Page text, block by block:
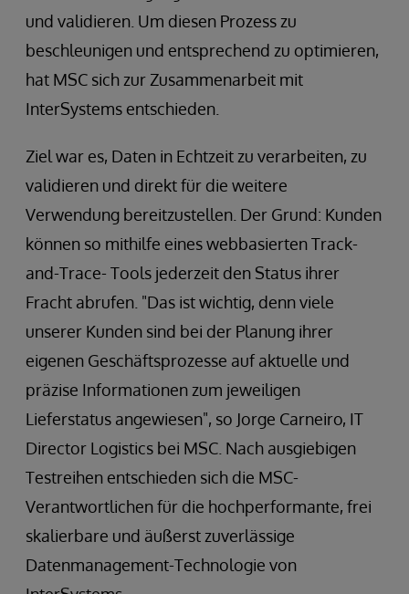
und validieren. Um diesen Prozess zu
beschleunigen und entsprechend zu optimieren,
hat MSC sich zur Zusammenarbeit mit
InterSystems entschieden.
Ziel war es, Daten in Echtzeit zu verarbeiten, zu
validieren und direkt für die weitere
Verwendung bereitzustellen. Der Grund: Kunden
können so mithilfe eines webbasierten Track-
and-Trace- Tools jederzeit den Status ihrer
Fracht abrufen. "Das ist wichtig, denn viele
unserer Kunden sind bei der Planung ihrer
eigenen Geschäftsprozesse auf aktuelle und
präzise Informationen zum jeweiligen
Lieferstatus angewiesen", so Jorge Carneiro, IT
Director Logistics bei MSC. Nach ausgiebigen
Testreihen entschieden sich die MSC-
Verantwortlichen für die hochperformante, frei
skalierbare und äußerst zuverlässige
Datenmanagement-Technologie von